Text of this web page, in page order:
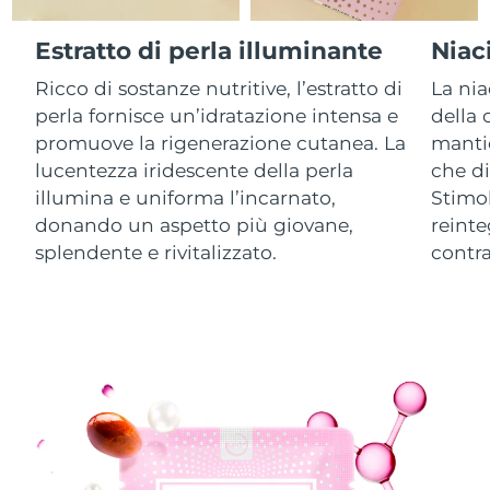
Estratto di perla illuminante
Ricco di sostanze nutritive, l’estratto di
perla fornisce un’idratazione intensa e
promuove la rigenerazione cutanea. La
lucentezza iridescente della perla
illumina e uniforma l’incarnato,
donando un aspetto più giovane,
splendente e rivitalizzato.
La
della
che
RAS di Macao Consegna stimata 8/12/26
Malaysia Consegna stimata 8/13/26
Malta Consegna stimata8/10/26
Messico Consegna stimata 8/14/26
Monaco Consegna stimata 8/11/26
Norvegia Consegna stimata8/10/26
Consegna stimata